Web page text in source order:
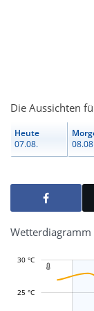
Die Aussichten
Heute
07.08.
Wetterdiagramm

30 °C
25 °C